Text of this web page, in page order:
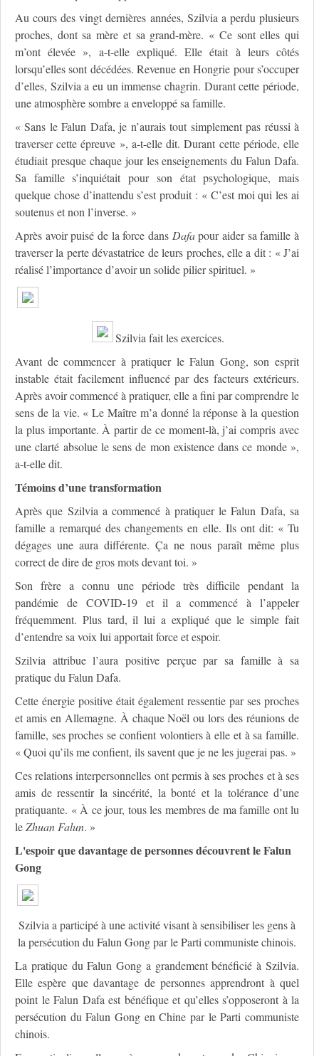
Au cours des vingt dernières années, Szilvia a perdu plusieurs
proches, dont sa mère et sa grand-mère. « Ce sont elles qui
m’ont élevée », a-t-elle expliqué. Elle était à leurs côtés
lorsqu’elles sont décédées. Revenue en Hongrie pour s’occuper
d’elles, Szilvia a eu un immense chagrin. Durant cette période,
une atmosphère sombre a enveloppé sa famille.
« Sans le Falun Dafa, je n’aurais tout simplement pas réussi à
traverser cette épreuve », a-t-elle dit. Durant cette période, elle
étudiait presque chaque jour les enseignements du Falun Dafa.
Sa famille s’inquiétait pour son état psychologique, mais
quelque chose d’inattendu s’est produit : « C’est moi qui les ai
soutenus et non l’inverse. »
Après avoir puisé de la force dans Dafapour aider sa famille à
traverser la perte dévastatrice de leurs proches, elle a dit : « J’ai
réalisé l’importance d’avoir un solide pilier spirituel. »
Szilvia fait les exercices.
Avant de commencer à pratiquer le Falun Gong, son esprit
instable était facilement influencé par des facteurs extérieurs.
Après avoir commencé à pratiquer, elle a fini par comprendre le
sens de la vie. « Le Maître m’a donné la réponse à la question
la plus importante. À partir de ce moment-là, j’ai compris avec
une clarté absolue le sens de mon existence dans ce monde »,
a-t-elle dit.
Témoins d’une transformation
Après que Szilvia a commencé à pratiquer le Falun Dafa, sa
famille a remarqué des changements en elle. Ils ont dit: « Tu
dégages une aura différente. Ça ne nous paraît même plus
correct de dire de gros mots devant toi. »
Son frère a connu une période très difficile pendant la
pandémie de COVID-19 et il a commencé à l’appeler
fréquemment. Plus tard, il lui a expliqué que le simple fait
d’entendre sa voix lui apportait force et espoir.
Szilvia attribue l’aura positive perçue par sa famille à sa
pratique du Falun Dafa.
Cette énergie positive était également ressentie par ses proches
et amis en Allemagne. À chaque Noël ou lors des réunions de
famille, ses proches se confient volontiers à elle et à sa famille.
« Quoi qu’ils me confient, ils savent que je ne les jugerai pas. »
Ces relations interpersonnelles ont permis à ses proches et à ses
amis de ressentir la sincérité, la bonté et la tolérance d’une
pratiquante. « À ce jour, tous les membres de ma famille ont lu
leZhuan Falun. »
L'espoir que davantage de personnes découvrent le Falun
Gong
Szilvia a participé à une activité visant à sensibiliser les gens à
la persécution du Falun Gong par le Parti communiste chinois.
La pratique du Falun Gong a grandement bénéficié à Szilvia.
Elle espère que davantage de personnes apprendront à quel
point le Falun Dafa est bénéfique et qu’elles s’opposeront à la
persécution du Falun Gong en Chine par le Parti communiste
chinois.